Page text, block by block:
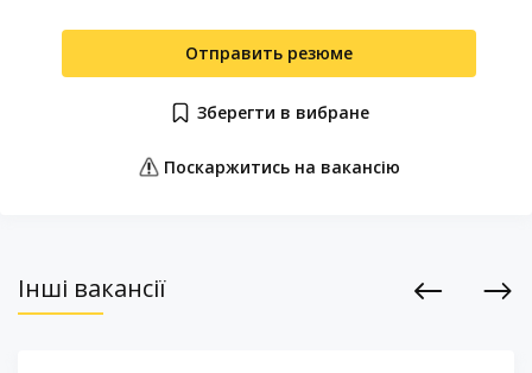
Отправить резюме
Зберегти в вибране
Поскаржитись на вакансію
Інші вакансії